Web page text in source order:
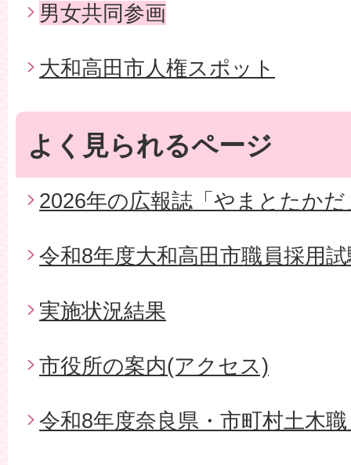
男女共同参画
大和高田市人権スポット
よく見られるページ
2026年の広報誌「やまとたかだ
令和8年度大和高田市職員採用
実施状況結果
市役所の案内(アクセス)
令和8年度奈良県・市町村土木